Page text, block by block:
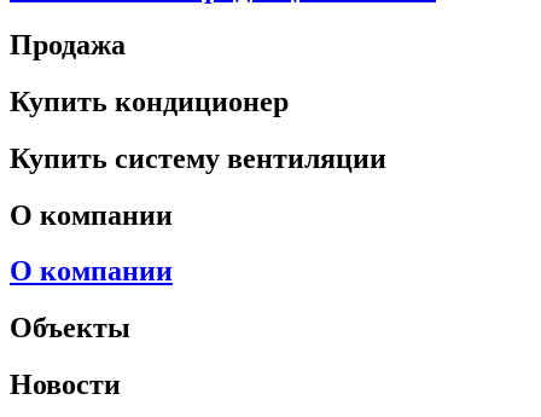
Продажа
Купить кондиционер
Купить систему вентиляции
О компании
О компании
Объекты
Новости